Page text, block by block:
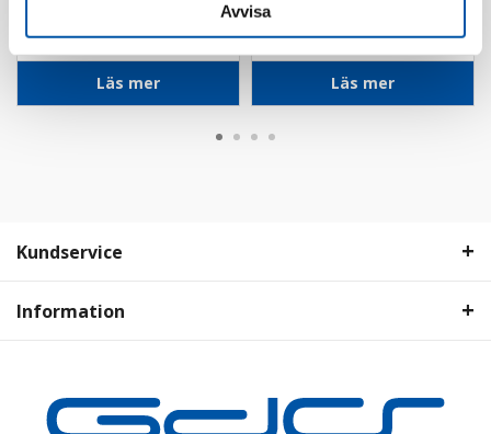
Avvisa
FQ 100m
Läs mer
50m
Läs mer
Kundservice
Information